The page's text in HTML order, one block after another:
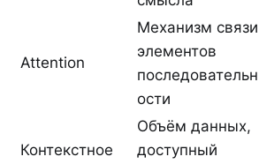
Attention
Механизм связи
элементов
последовательн
ости
Контекстное
Объём данных,
доступный